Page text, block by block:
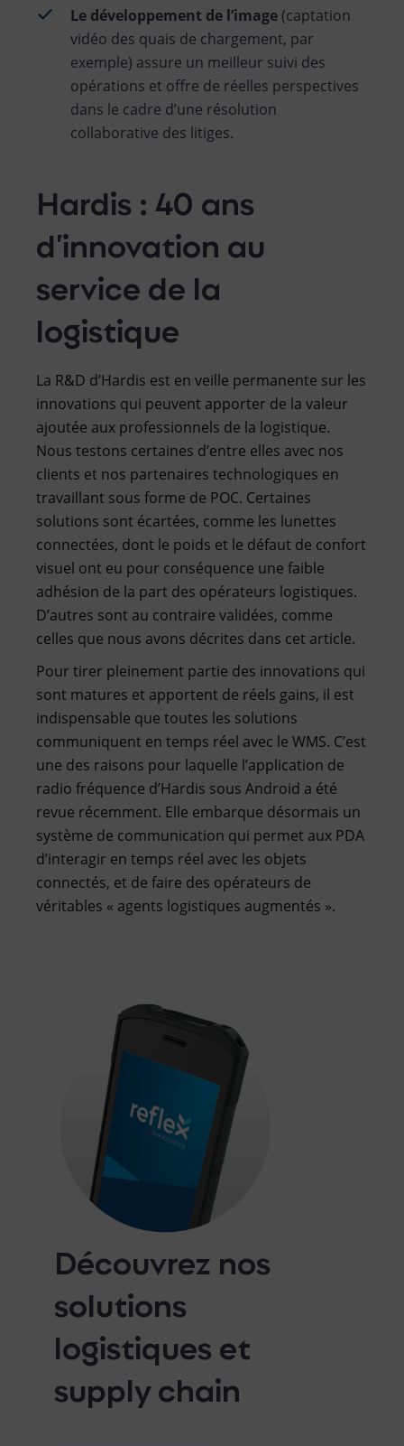
Le développement de l’image (captation
vidéo des quais de chargement, par
exemple) assure un meilleur suivi des
opérations et offre de réelles perspectives
dans le cadre d’une résolution
collaborative des litiges.
Hardis : 40 ans
d’innovation au
service de la
logistique
La R&D d’Hardis est en veille permanente sur les
innovations qui peuvent apporter de la valeur
ajoutée aux professionnels de la logistique.
Nous testons certaines d’entre elles avec nos
clients et nos partenaires technologiques en
travaillant sous forme de POC. Certaines
solutions sont écartées, comme les lunettes
connectées, dont le poids et le défaut de confort
visuel ont eu pour conséquence une faible
adhésion de la part des opérateurs logistiques.
D’autres sont au contraire validées, comme
celles que nous avons décrites dans cet article.
Pour tirer pleinement partie des innovations qui
sont matures et apportent de réels gains, il est
indispensable que toutes les solutions
communiquent en temps réel avec le WMS. C’est
une des raisons pour laquelle l’application de
radio fréquence d’Hardis sous Android a été
revue récemment. Elle embarque désormais un
système de communication qui permet aux PDA
d’interagir en temps réel avec les objets
connectés, et de faire des opérateurs de
véritables « agents logistiques augmentés ».
Découvrez nos
solutions
logistiques et
supply chain